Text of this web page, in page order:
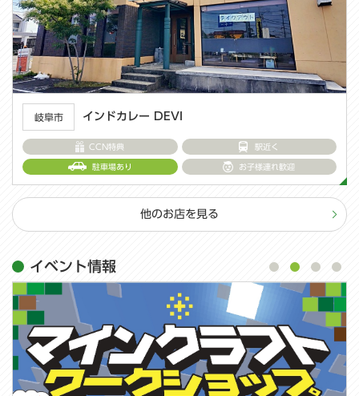
岐阜市 西洋食堂 まほろ亭
CCN特典 駅近く
駐車場あり お子様連れ歓迎
他のお店を見る
イベント情報